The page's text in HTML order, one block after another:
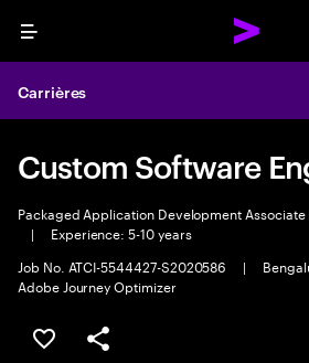
Menu
Carrières
Custom Software
Packaged Application Development
|
Experience: 5-10 years
Job No. ATCI-5544427-S2020586
|
Adobe Journey Optimizer
Sélectionner pour enregistrer
PARTAGER